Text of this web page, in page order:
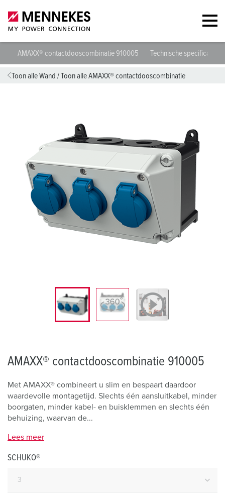
AMAXX® contactdooscombinatie 910005 Technische specificaties
Toon alle Wand /Toon alle AMAXX® contactdooscombinatie
AMAXX® contactdooscombinatie 910005
Met AMAXX® combineert u slim en bespaart daardoor
waardevolle montagetijd. Slechts één aansluitkabel, minder
boorgaten, minder kabel- en buisklemmen en slechts één
behuizing, waarvan de...
Lees meer
SCHUKO®